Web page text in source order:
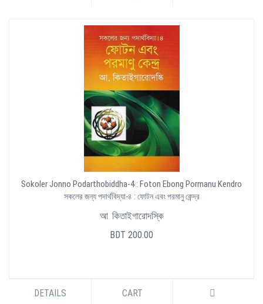
Sokoler Jonno Podarthobiddha-4 : Foton Ebong Pormanu Kendro
সকলের জন্য পদার্থবিদ্যা-৪ : ফোটন এবং পরমানু কেন্দ্র
আ. কিতাইগারোদস্কি
BDT 200.00
DETAILS CART